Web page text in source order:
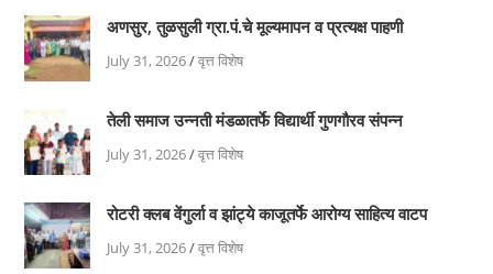
अणसुर, तुळसुली ग्रा.पं.चे मूल्यमापन व प्रत्यक्ष पाहणी
July 31, 2026/वृत्त विशेष
तेली समाज उन्नती मंडळातर्फे विद्यार्थी गुणगौरव संपन्न
July 31, 2026/वृत्त विशेष
रोटरी क्लब वेंगुर्ला व झांट्ये काजूतर्फे आरोग्य साहित्य वाटप
July 31, 2026/वृत्त विशेष